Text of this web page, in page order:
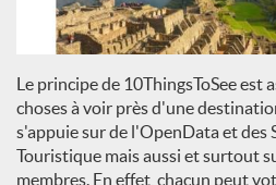
Le principe de 10ThingsToSee est
choses à voir près d'une
s'appuie sur de l'OpenData et
Touristique mais aussi et surtout
membres. En effet, chacun peut